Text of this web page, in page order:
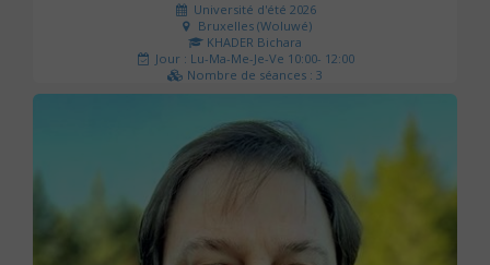
Université d'été 2026
Bruxelles (Woluwé)
KHADER Bichara
Jour : Lu-Ma-Me-Je-Ve 10:00- 12:00
Nombre de séances : 3
63 €